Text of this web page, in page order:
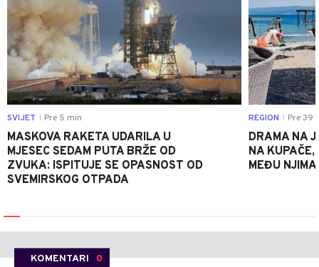
SVIJET Pre 5 min
MASKOVA RAKETA UDARILA U
MJESEC SEDAM PUTA BRŽE OD
ZVUKA: ISPITUJE SE OPASNOST OD
SVEMIRSKOG OTPADA
REGION Pre 39
DRAMA NA
NA
MEĐU NJIMA
KOMENTARI 0